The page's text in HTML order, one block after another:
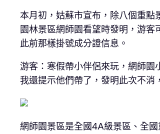
本月初，姑蘇市宣布，除八個重
園林景區網師園看望時發明，游
此前那樣掛號成分證信息。
游客：寒假帶小伴侶來玩，網師園
我還提示他們帶了，發明此次不消
網師園景區是全國4A級景區、全